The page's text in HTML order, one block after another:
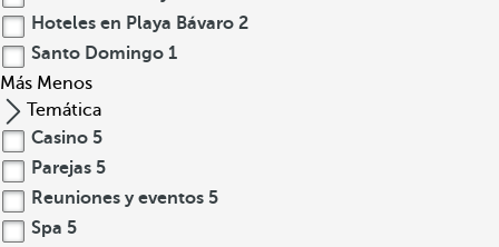
Hoteles en Playa Bávaro 2
Santo Domingo 1
Más Menos
Temática
Casino 5
Parejas 5
Reuniones y eventos 5
Spa 5